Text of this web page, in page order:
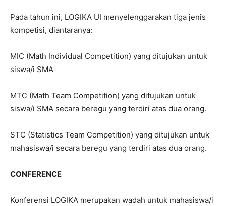
Pada tahun ini, LOGIKA UI menyelenggarakan tiga jenis
kompetisi, diantaranya:
MIC (Math Individual Competition) yang ditujukan untuk
siswa/i SMA
MTC (Math Team Competition) yang ditujukan untuk
siswa/i SMA secara beregu yang terdiri atas dua orang.
STC (Statistics Team Competition) yang ditujukan untuk
mahasiswa/i secara beregu yang terdiri atas dua orang.
CONFERENCE
Konferensi LOGIKA merupakan wadah untuk mahasiswa/i